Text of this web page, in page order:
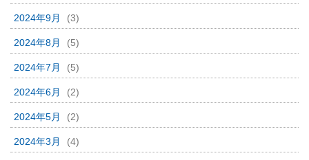
2024年9月 (3)
2024年8月 (5)
2024年7月 (5)
2024年6月 (2)
2024年5月 (2)
2024年3月 (4)